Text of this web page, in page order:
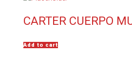
CARTER CUERPO
Add to cart